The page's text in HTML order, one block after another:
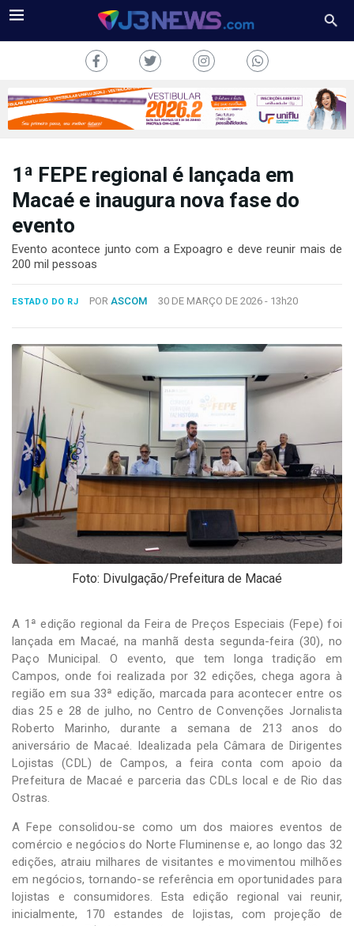
COLUNAS
FALE
CONOSCO
Copyright
2024
Desenvolvido
Hesea
Tecnologia
Sistemas
1ª FEPE regional é lançada em
Macaé e inaugura nova fase do
evento
Evento acontece junto com a Expoagro e deve reunir mais de
200 mil pessoas
ESTADO DO RJ POR ASCOM 30 DE MARÇO DE 2026 - 13h20
Foto: Divulgação/Prefeitura de Macaé
A 1ª edição regional da Feira de Preços Especiais (Fepe) foi
lançada em Macaé, na manhã desta segunda-feira (30), no
Paço Municipal. O evento, que tem longa tradição em
Campos, onde foi realizada por 32 edições, chega agora à
região em sua 33ª edição, marcada para acontecer entre os
dias 25 e 28 de julho, no Centro de Convenções Jornalista
Roberto Marinho, durante a semana de 213 anos do
aniversário de Macaé. Idealizada pela Câmara de Dirigentes
Lojistas (CDL) de Campos, a feira conta com apoio da
Prefeitura de Macaé e parceria das CDLs local e de Rio das
Ostras.
A Fepe consolidou-se como um dos maiores eventos de
comércio e negócios do Norte Fluminense e, ao longo das 32
edições, atraiu milhares de visitantes e movimentou milhões
em negócios, tornando-se referência em oportunidades para
lojistas e consumidores. Esta edição regional vai reunir,
inicialmente, 170 estandes de lojistas, com projeção de